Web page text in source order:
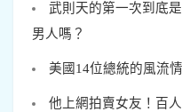
武則天的第一次到底
男人嗎？
美國14位總統的風流
他上網拍賣女友！百